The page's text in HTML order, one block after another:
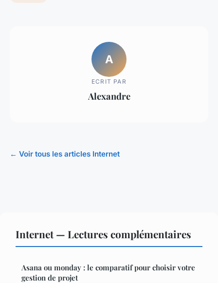
A
ECRIT PAR
Alexandre
← Voir tous les articles Internet
Internet — Lectures complémentaires
Asana ou monday : le comparatif pour choisir votre
gestion de projet